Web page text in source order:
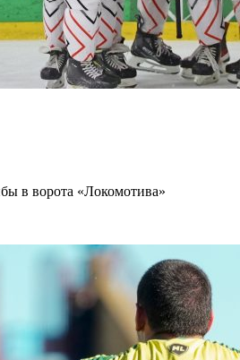
в ворота «Локомотива»